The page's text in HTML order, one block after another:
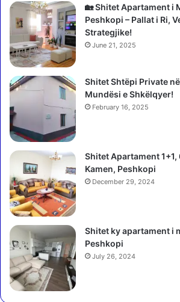
1
E
r
i
n
V
e
i
j
🏡 Shitet Apartament i
Peshkopi – Pallat i Ri,
Strategjike!
June 21, 2025
Shitet Shtëpi Private
Mundësi e Shkëlqyer!
February 16, 2025
Shitet Apartament 1+1,
Kamen, Peshkopi
December 29, 2024
Shitet ky apartament i
Peshkopi
July 26, 2024